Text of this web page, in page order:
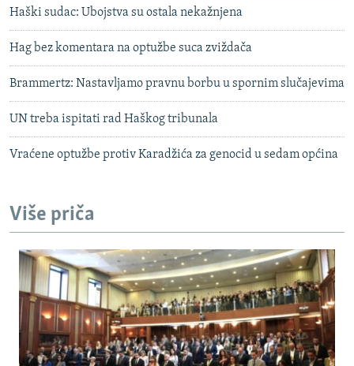
Haški sudac: Ubojstva su ostala nekažnjena
Hag bez komentara na optužbe suca zviždača
Brammertz: Nastavljamo pravnu borbu u spornim slučajevima
UN treba ispitati rad Haškog tribunala
Vraćene optužbe protiv Karadžića za genocid u sedam općina
Više priča